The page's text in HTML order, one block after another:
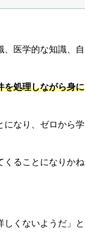
医学的な知識、自
を処理しながら身に
になり、ゼロから学
くることになりかね
くないようだ」と